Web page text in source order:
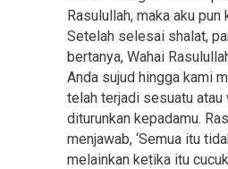
Rasulullah, maka aku pun
Setelah selesai shalat,
bertanya, Wahai
Anda sujud hingga kami
telah terjadi sesuatu atau
diturunkan kepadamu.
menjawab, ‘Semua itu
melainkan ketika itu